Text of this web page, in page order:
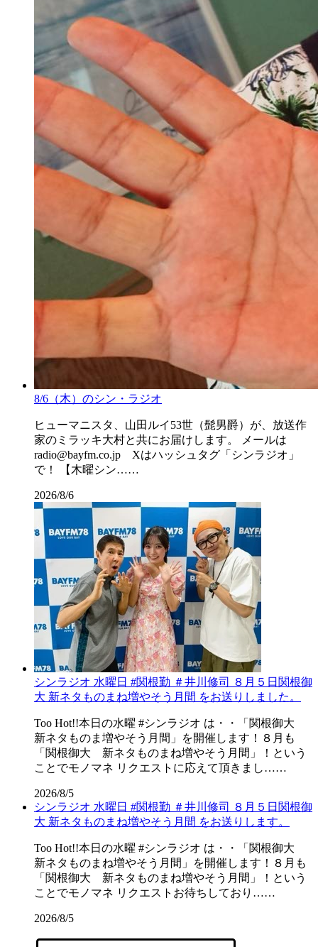
8/6（木）のシン・ラジオ
ヒューマニスタ、山田ルイ53世（髭男爵）が、放送作
家のミラッキ大村と共にお届けします。 メールは
radio@bayfm.co.jp Xはハッシュタグ「シンラジオ」
で！ 【木曜シン……
2026/8/6
シンラジオ 水曜日 #関根勤 ＃井川修司 ８月５日関根御
大 新ネタものまね増やそう月間 をお送りしました。
Too Hot!!本日の水曜 #シンラジオ は・・「関根御大
新ネタものま増やそう月間」を開催します！８月も
「関根御大 新ネタものまね増やそう月間」！という
ことでモノマネ リクエストに応えて頂きまし……
2026/8/5
シンラジオ 水曜日 #関根勤 ＃井川修司 ８月５日関根御
大 新ネタものまね増やそう月間 をお送りします。
Too Hot!!本日の水曜 #シンラジオ は・・「関根御大
新ネタものまね増やそう月間」を開催します！８月も
「関根御大 新ネタものまね増やそう月間」！という
ことでモノマネ リクエストお待ちしており……
2026/8/5